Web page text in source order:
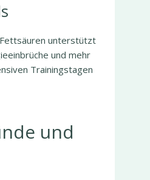
unterstützt
und mehr
Trainingstagen
und